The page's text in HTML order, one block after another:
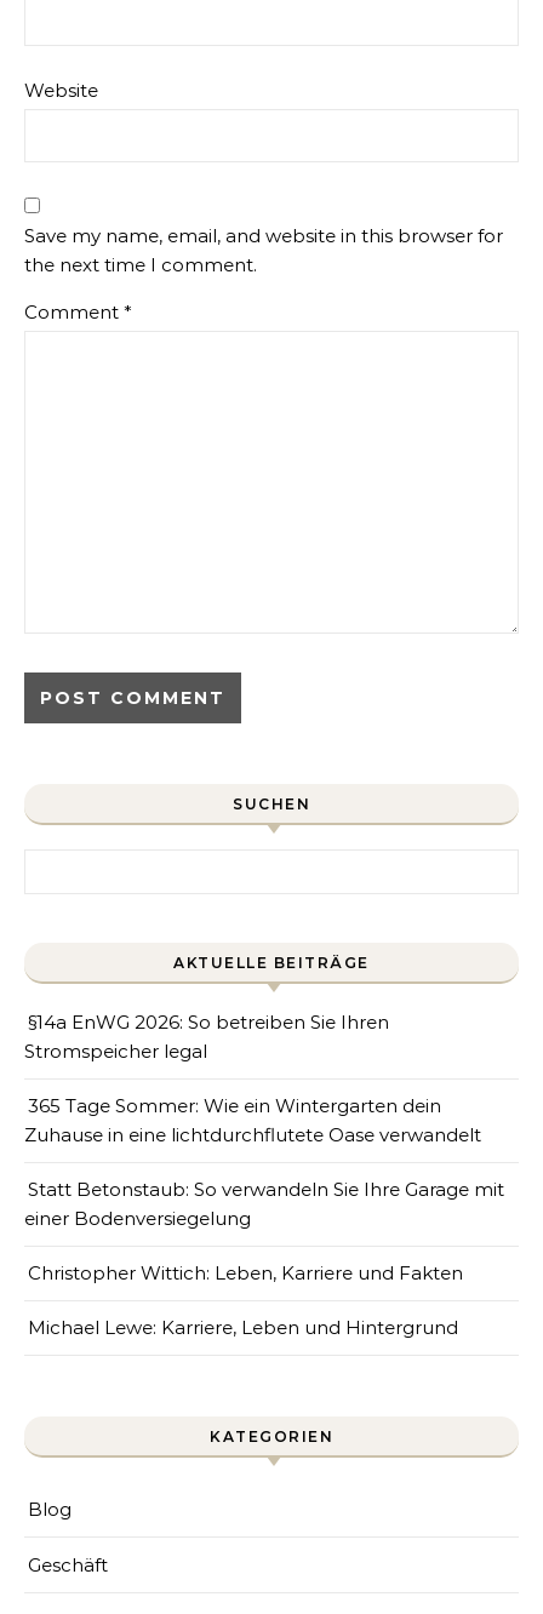
Website
Save my name, email, and website in this browser for
the next time I comment.
Comment *
SUCHEN
AKTUELLE BEITRÄGE
§14a EnWG 2026: So betreiben Sie Ihren
Stromspeicher legal
365 Tage Sommer: Wie ein Wintergarten dein
Zuhause in eine lichtdurchflutete Oase verwandelt
Statt Betonstaub: So verwandeln Sie Ihre Garage mit
einer Bodenversiegelung
Christopher Wittich: Leben, Karriere und Fakten
Michael Lewe: Karriere, Leben und Hintergrund
KATEGORIEN
Blog
Geschäft